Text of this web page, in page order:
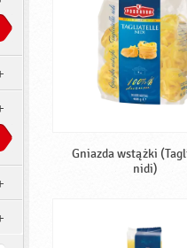
Gniazda wstążki
nidi)